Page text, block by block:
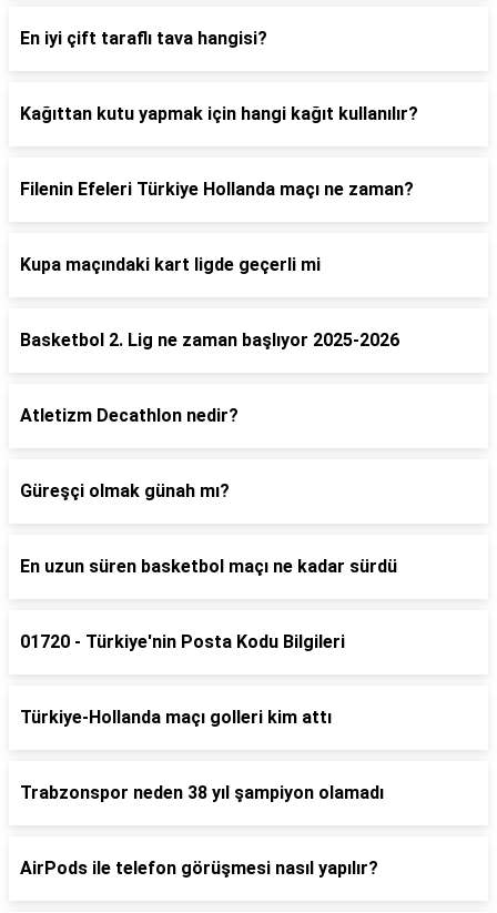
En iyi çift taraflı tava hangisi?
Kağıttan kutu yapmak için hangi kağıt kullanılır?
Filenin Efeleri Türkiye Hollanda maçı ne zaman?
Kupa maçındaki kart ligde geçerli mi
Basketbol 2. Lig ne zaman başlıyor 2025-2026
Atletizm Decathlon nedir?
Güreşçi olmak günah mı?
En uzun süren basketbol maçı ne kadar sürdü
01720 - Türkiye'nin Posta Kodu Bilgileri
Türkiye-Hollanda maçı golleri kim attı
Trabzonspor neden 38 yıl şampiyon olamadı
AirPods ile telefon görüşmesi nasıl yapılır?